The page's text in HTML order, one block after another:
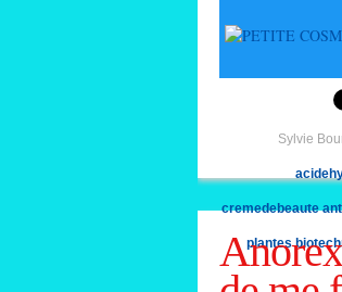
Sylvie
cremedebeaute
plantes